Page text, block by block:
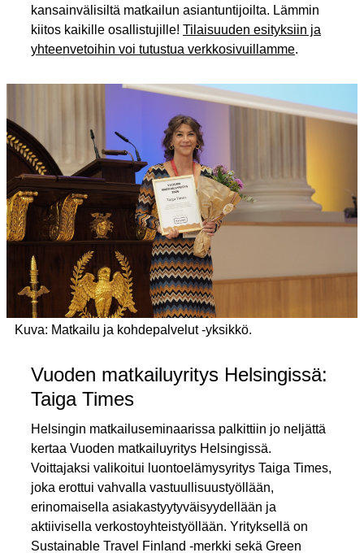
kansainvälisiltä matkailun asiantuntijoilta. Lämmin
kiitos kaikille osallistujille! Tilaisuuden esityksiin ja
yhteenvetoihin voi tutustua verkkosivuillamme.
Kuva: Matkailu ja kohdepalvelut -yksikkö.
Vuoden matkailuyritys Helsingissä:
Taiga Times
Helsingin matkailuseminaarissa palkittiin jo neljättä
kertaa Vuoden matkailuyritys Helsingissä.
Voittajaksi valikoitui luontoelämysyritys Taiga Times,
joka erottui vahvalla vastuullisuustyöllään,
erinomaisella asiakastyytyväisyydellään ja
aktiivisella verkostoyhteistyöllään. Yrityksellä on
Sustainable Travel Finland ‑merkki sekä Green